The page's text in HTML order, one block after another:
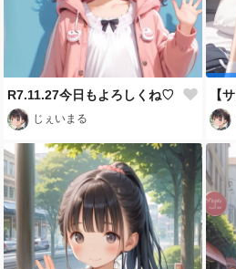
R7.11.27今日もよろしくね♡
じぇいまる